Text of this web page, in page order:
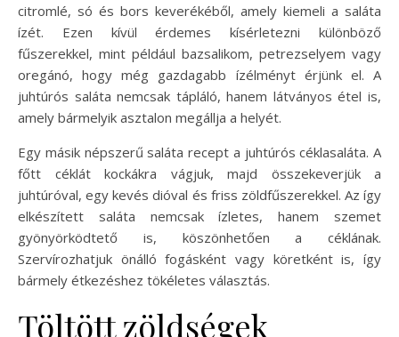
citromlé, só és bors keverékéből, amely kiemeli a saláta
ízét. Ezen kívül érdemes kísérletezni különböző
fűszerekkel, mint például bazsalikom, petrezselyem vagy
oregánó, hogy még gazdagabb ízélményt érjünk el. A
juhtúrós saláta nemcsak tápláló, hanem látványos étel is,
amely bármelyik asztalon megállja a helyét.
Egy másik népszerű saláta recept a juhtúrós céklasaláta. A
főtt céklát kockákra vágjuk, majd összekeverjük a
juhtúróval, egy kevés dióval és friss zöldfűszerekkel. Az így
elkészített saláta nemcsak ízletes, hanem szemet
gyönyörködtető is, köszönhetően a céklának.
Szervírozhatjuk önálló fogásként vagy köretként is, így
bármely étkezéshez tökéletes választás.
Töltött zöldségek